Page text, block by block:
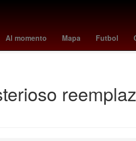
Al momento Mapa Futbol
reparto de utilidades 2026 orlando
newcastle -